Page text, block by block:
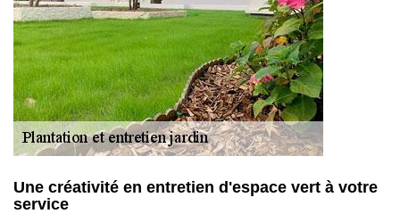
Une créativité en entretien d'espace vert à votre
service